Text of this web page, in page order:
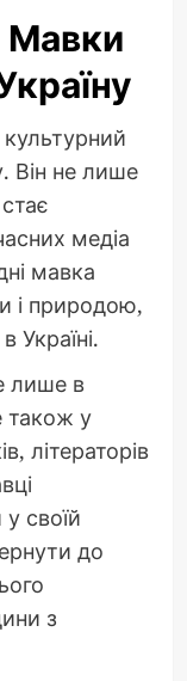
Мавки
Він не лише
медіа
мавка
і природою,
Україні.
лише в
також у
літераторів
своїй
до
з